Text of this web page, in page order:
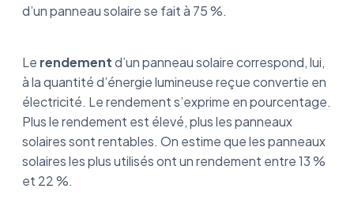
d’un panneau solaire se fait à 75 %.
Le rendementd’un panneau solaire correspond, lui,
à la quantité d’énergie lumineuse reçue convertie en
électricité. Le rendement s’exprime en pourcentage.
Plus le rendement est élevé, plus les panneaux
solaires sont rentables. On estime que les panneaux
solaires les plus utilisés ont un rendement entre 13 %
et 22 %.